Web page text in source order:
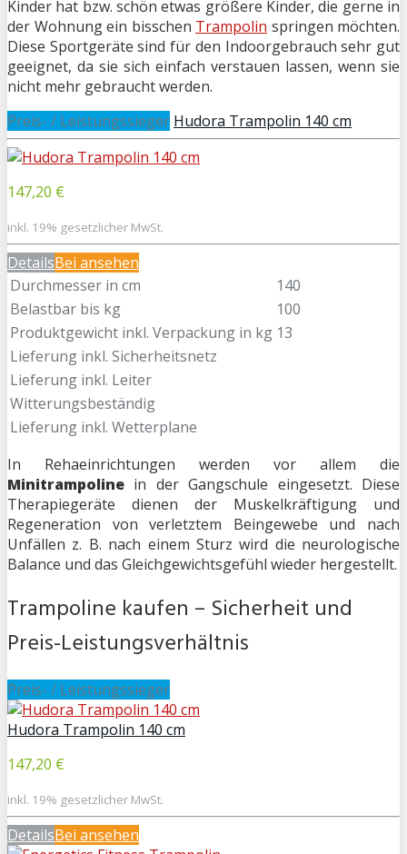
Kinder hat bzw. schön etwas größere Kinder, die gerne in
der Wohnung ein bisschen Trampolin springen möchten.
Diese Sportgeräte sind für den Indoorgebrauch sehr gut
geeignet, da sie sich einfach verstauen lassen, wenn sie
nicht mehr gebraucht werden.
Preis- / Leistungssieger Hudora Trampolin 140 cm
147,20 €
inkl. 19% gesetzlicher MwSt.
DetailsBei ansehen
Durchmesser in cm
140
Belastbar bis kg
100
Produktgewicht inkl. Verpackung in kg 13
Lieferung inkl. Sicherheitsnetz
Lieferung inkl. Leiter
Witterungsbeständig
Lieferung inkl. Wetterplane
In Rehaeinrichtungen werden vor allem die
Minitrampoline in der Gangschule eingesetzt. Diese
Therapiegeräte dienen der Muskelkräftigung und
Regeneration von verletztem Beingewebe und nach
Unfällen z. B. nach einem Sturz wird die neurologische
Balance und das Gleichgewichtsgefühl wieder hergestellt.
Trampoline kaufen – Sicherheit und
Preis-Leistungsverhältnis
Preis- / Leistungssieger
Hudora Trampolin 140 cm
147,20 €
inkl. 19% gesetzlicher MwSt.
DetailsBei ansehen